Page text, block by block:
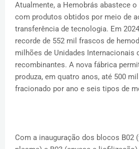
Atualmente, a Hemobrás abastece
com produtos obtidos por meio de
transferência de tecnologia. Em
recorde de 552 mil frascos de
milhões de Unidades Internacionais
recombinantes. A nova fábrica
produza, em quatro anos, até 500
fracionado por ano e seis tipos de
Com a inauguração dos blocos B02